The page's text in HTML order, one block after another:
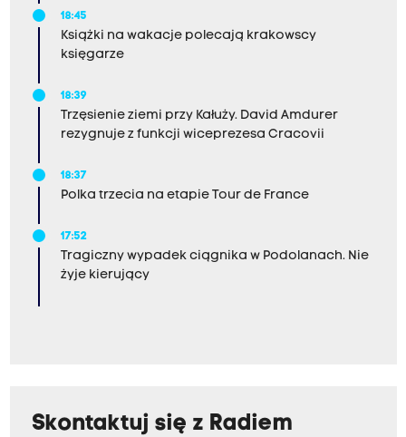
18:45
Książki na wakacje polecają krakowscy
księgarze
18:39
Trzęsienie ziemi przy Kałuży. David Amdurer
rezygnuje z funkcji wiceprezesa Cracovii
18:37
Polka trzecia na etapie Tour de France
17:52
Tragiczny wypadek ciągnika w Podolanach. Nie
żyje kierujący
Skontaktuj się z Radiem